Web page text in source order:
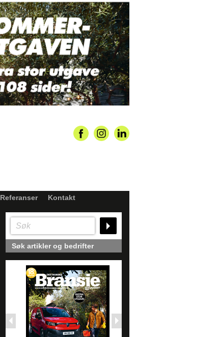
Referanser Kontakt
Søk artikler og bedrifter